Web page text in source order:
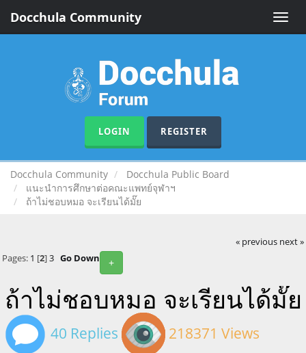
Toggle
Docchula Community
LOGIN REGISTER
Docchula Community
Docchula Public Board
แนะนำการศึกษาต่อคณะแพทย์จุฬาฯ
ถ้าไม่ชอบหมอ จะเรียนได้มั๊ย
« previous next »
+
Pages: 1 [2]3 Go Down
ถ้าไม่ชอบหมอ จะเรียนได้มั๊ย
40 Replies 218371 Views